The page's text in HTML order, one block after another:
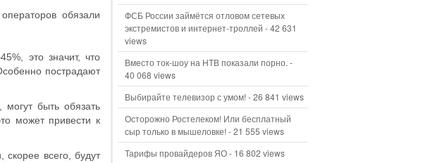
обязали
это значит, что
пострадают
быть обязать
может привести к
всего, будут
ФСБ России займётся отловом сетевых
экстремистов и интернет-троллей - 42 631
views
Вместо ток-шоу на НТВ показали порно. -
40 068 views
Выбирайте телевизор с умом!- 26 841 views
Осторожно Ростелеком! Или бесплатный
сыр только в мышеловке!- 21 555 views
Тарифы провайдеров ЯО- 16 802 views